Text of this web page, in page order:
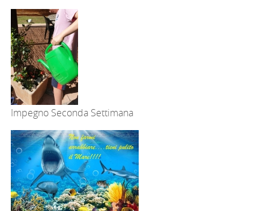
Impegno Seconda Settimana